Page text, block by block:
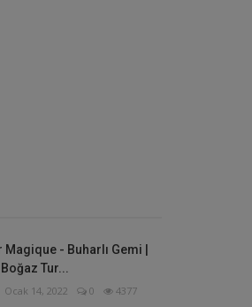
Magique - Buharlı Gemi |
Boğaz Tur...
Ocak 14, 2022 0 4377